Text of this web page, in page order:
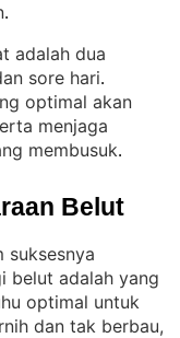
.
adalah dua
sore hari
optimal akan
menjaga
membusuk.
Belut
suksesnya
belut adalah yang
optimal untuk
dan tak berbau,